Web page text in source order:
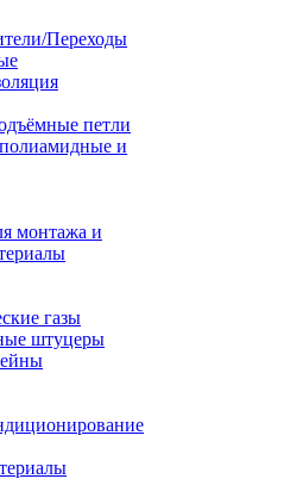
Переходы
петли
и
монтажа и
газы
штуцеры